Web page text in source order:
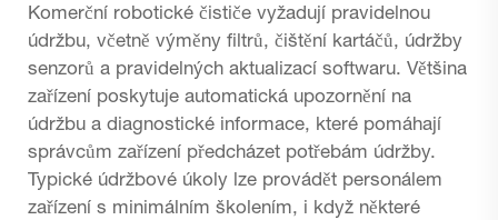
Komerční robotické čističe vyžadují pravidelnou
údržbu, včetně výměny filtrů, čištění kartáčů, údržby
senzorů a pravidelných aktualizací softwaru. Většina
zařízení poskytuje automatická upozornění na
údržbu a diagnostické informace, které pomáhají
správcům zařízení předcházet potřebám údržby.
Typické údržbové úkoly lze provádět personálem
zařízení s minimálním školením, i když některé